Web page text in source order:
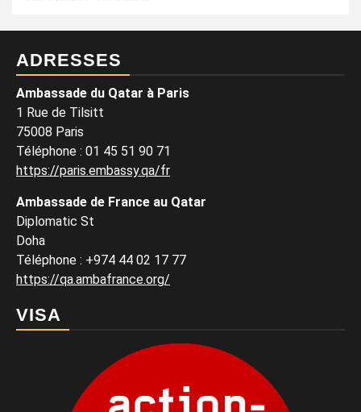
ADRESSES
Ambassade du Qatar à Paris
1 Rue de Tilsitt
75008 Paris
Téléphone : 01 45 51 90 71
https://paris.embassy.qa/fr
Ambassade de France au Qatar
Diplomatic St
Doha
Téléphone : +974 44 02 17 77
https://qa.ambafrance.org/
VISA